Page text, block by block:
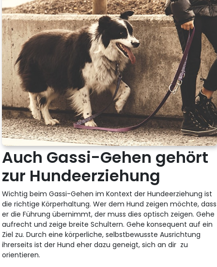
Auch Gassi-Gehen gehört
zur Hundeerziehung
Wichtig beim Gassi-Gehen im Kontext der Hundeerziehung ist
die richtige Körperhaltung. Wer dem Hund zeigen möchte, dass
er die Führung übernimmt, der muss dies optisch zeigen. Gehe
aufrecht und zeige breite Schultern. Gehe konsequent auf ein
Ziel zu. Durch eine körperliche, selbstbewusste Ausrichtung
ihrerseits ist der Hund eher dazu geneigt, sich an dir zu
orientieren.